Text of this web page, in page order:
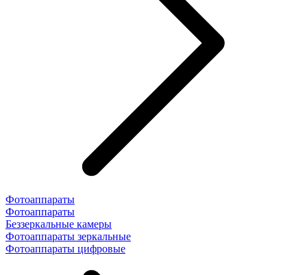
Фотоаппараты
Фотоаппараты
Беззеркальные камеры
Фотоаппараты зеркальные
Фотоаппараты цифровые